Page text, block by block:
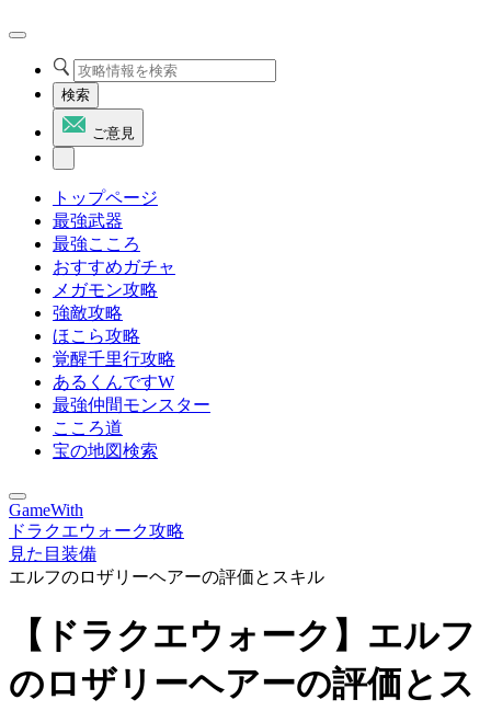
検索
ご意見
トップページ
最強武器
最強こころ
おすすめガチャ
メガモン攻略
強敵攻略
ほこら攻略
覚醒千里行攻略
あるくんですW
最強仲間モンスター
こころ道
宝の地図検索
GameWith
ドラクエウォーク攻略
見た目装備
エルフのロザリーヘアーの評価とスキル
【ドラクエウォーク】エルフ
のロザリーヘアーの評価とス